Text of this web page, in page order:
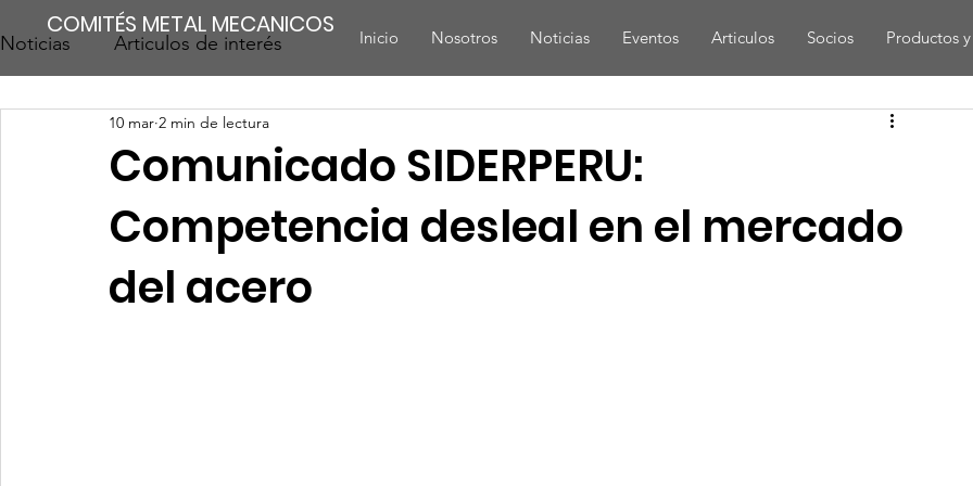
COMITÉS METAL MECANICOS Inicio Nosotros Noticias Eventos Articulos Socios Productos
Noticias Articulos de interés
Comunicado SIDERPERU:
Competencia desleal en el mercado
del acero
10 mar 2 min de lectura